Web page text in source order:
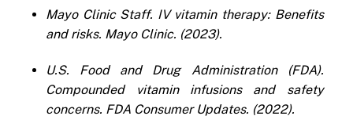
Mayo Clinic Staff. IV vitamin therapy: Benefits
and risks. Mayo Clinic. (2023).
U.S. Food and Drug Administration (FDA).
Compounded vitamin infusions and safety
concerns. FDA Consumer Updates. (2022).